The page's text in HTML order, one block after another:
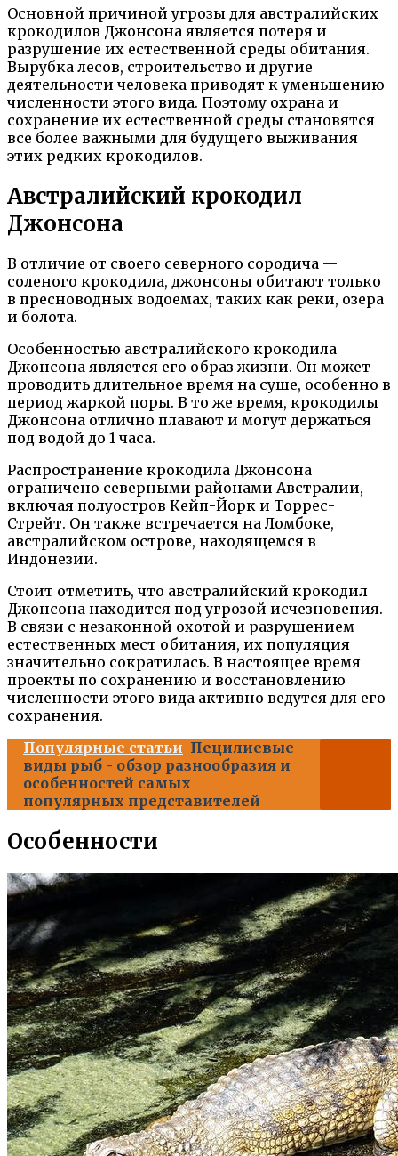
Основной причиной угрозы для австралийских
крокодилов Джонсона является потеря и
разрушение их естественной среды обитания.
Вырубка лесов, строительство и другие
деятельности человека приводят к уменьшению
численности этого вида. Поэтому охрана и
сохранение их естественной среды становятся
все более важными для будущего выживания
этих редких крокодилов.
Австралийский крокодил
Джонсона
В отличие от своего северного сородича —
соленого крокодила, джонсоны обитают только
в пресноводных водоемах, таких как реки, озера
и болота.
Особенностью австралийского крокодила
Джонсона является его образ жизни. Он может
проводить длительное время на суше, особенно в
период жаркой поры. В то же время, крокодилы
Джонсона отлично плавают и могут держаться
под водой до 1 часа.
Распространение крокодила Джонсона
ограничено северными районами Австралии,
включая полуостров Кейп-Йорк и Торрес-
Стрейт. Он также встречается на Ломбоке,
австралийском острове, находящемся в
Индонезии.
Стоит отметить, что австралийский крокодил
Джонсона находится под угрозой исчезновения.
В связи с незаконной охотой и разрушением
естественных мест обитания, их популяция
значительно сократилась. В настоящее время
проекты по сохранению и восстановлению
численности этого вида активно ведутся для его
сохранения.
Популярные статьи Пецилиевые
виды рыб - обзор разнообразия и
особенностей самых
популярных представителей
Особенности